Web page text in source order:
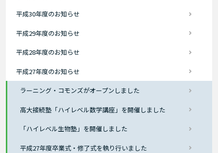
平成30年度のお知らせ
平成29年度のお知らせ
平成28年度のお知らせ
平成27年度のお知らせ
ラーニング・コモンズがオープンしました
高大接続塾「ハイレベル数学講座」を開催しました
「ハイレベル生物塾」を開催しました
平成27年度卒業式・修了式を執り行いました